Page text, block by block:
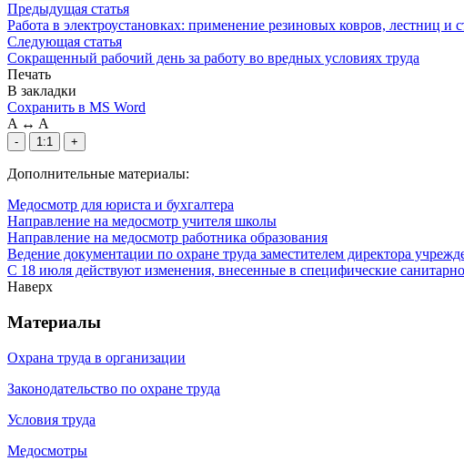
Предыдущая статья
Работа в электроустановках: применение резиновых ковров, лестниц и
Следующая статья
Сокращенный рабочий день за работу во вредных условиях труда
Печать
В закладки
Сохранить в MS Word
A ↔ A
- 1:1 +
Дополнительные материалы:
Медосмотр для юриста и бухгалтера
Направление на медосмотр учителя школы
Направление на медосмотр работника образования
Ведение документации по охране труда заместителем директора
С 18 июля действуют изменения, внесенные в специфические
Наверх
Материалы
Охрана труда в организации
Законодательство по охране труда
Условия труда
Медосмотры